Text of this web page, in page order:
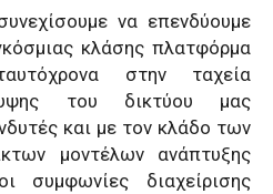
να επενδύουμε
κλάσης πλατφόρμα
στην ταχεία
του δικτύου μας
και με τον κλάδο των
μοντέλων ανάπτυξης
συμφωνίες διαχείρισης